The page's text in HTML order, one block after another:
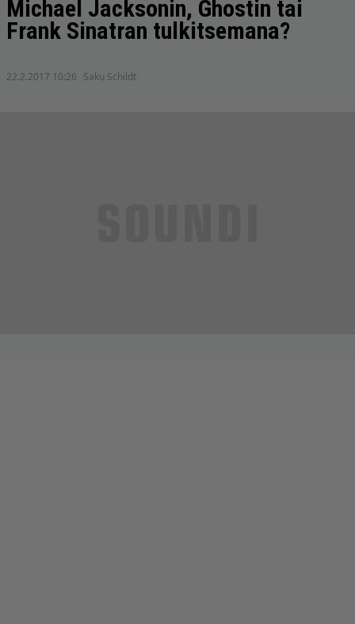
Michael Jacksonin, Ghostin tai
Frank Sinatran tulkitsemana?
22.2.2017 10:26 Saku Schildt